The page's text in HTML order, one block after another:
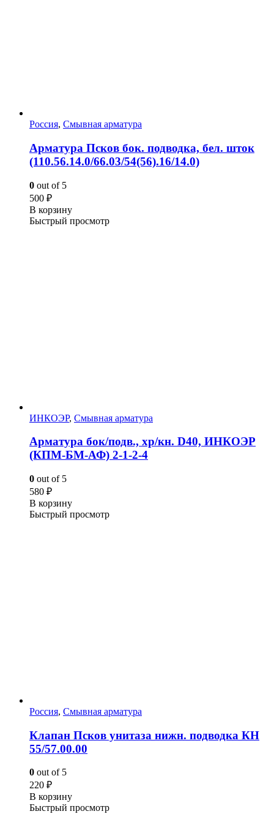
Россия, Смывная арматура
Арматура Псков бок. подводка, бел. шток
(110.56.14.0/66.03/54(56).16/14.0)
0 out of 5
500 ₽
В корзину
Быстрый просмотр
ИНКОЭР, Смывная арматура
Арматура бок/подв., хр/кн. D40, ИНКОЭР
(КПМ-БМ-АФ) 2-1-2-4
0 out of 5
580 ₽
В корзину
Быстрый просмотр
Россия, Смывная арматура
Клапан Псков унитаза нижн. подводка КН
55/57.00.00
0 out of 5
220 ₽
В корзину
Быстрый просмотр